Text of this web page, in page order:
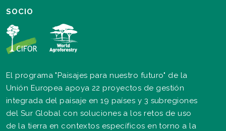
SOCIO
El programa "Paisajes para nuestro futuro" de la
Unión Europea apoya 22 proyectos de gestión
integrada del paisaje en 19 países y 3 subregiones
del Sur Global con soluciones a los retos de uso
de la tierra en contextos específicos en torno a la